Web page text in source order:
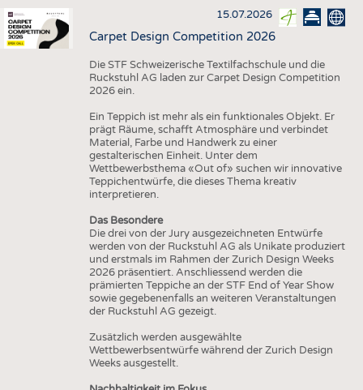
15.07.2026
Carpet Design Competition 2026
Die STF Schweizerische Textilfachschule und die
Ruckstuhl AG laden zur Carpet Design Competition
2026 ein.
Ein Teppich ist mehr als ein funktionales Objekt. Er
prägt Räume, schafft Atmosphäre und verbindet
Material, Farbe und Handwerk zu einer
gestalterischen Einheit. Unter dem
Wettbewerbsthema «Out of» suchen wir innovative
Teppichentwürfe, die dieses Thema kreativ
interpretieren.
Das Besondere
Die drei von der Jury ausgezeichneten Entwürfe
werden von der Ruckstuhl AG als Unikate produziert
und erstmals im Rahmen der Zurich Design Weeks
2026 präsentiert. Anschliessend werden die
prämierten Teppiche an der STF End of Year Show
sowie gegebenenfalls an weiteren Veranstaltungen
der Ruckstuhl AG gezeigt.
Zusätzlich werden ausgewählte
Wettbewerbsentwürfe während der Zurich Design
Weeks ausgestellt.